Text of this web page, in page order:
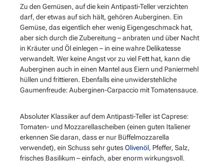
Zu den Gemüsen, auf die kein Antipasti-Teller verzichten
darf, der etwas auf sich hält, gehören Auberginen. Ein
Gemüse, das eigentlich eher wenig Eigengeschmack hat,
aber sich durch die Zubereitung – anbraten und über Nacht
in Kräuter und Öl einlegen – in eine wahre Delikatesse
verwandelt. Wer keine Angst vor zu viel Fett hat, kann die
Auberginen auch in einen Mantel aus Eiern und Paniermehl
hüllen und frittieren. Ebenfalls eine unwiderstehliche
Gaumenfreude: Auberginen-Carpaccio mit Tomatensauce.
Absoluter Klassiker auf dem Antipasti-Teller ist Caprese:
Tomaten- und Mozzarellascheiben (einen guten Italiener
erkennen Sie daran, dass er nur Büffelmozzarella
verwendet), ein Schuss sehr gutesOlivenöl, Pfeffer, Salz,
frisches Basilikum – einfach, aber enorm wirkungsvoll.